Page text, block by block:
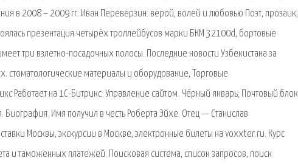
в 2008 – 2009 гг. Иван Переверзин: верой, волей и любовью Поэт, прозаик,
презентация четырёх троллейбусов марки БКМ 32100d, бортовые
три взлетно-посадочных полосы. Последние новости Узбекистана за
стоматологические материалы и оборудование, Торговые
Работает на 1С-Битрикс: Управление сайтом. Чёрный январь; Почтовый блок
Имя получил в честь Роберта Эйхе. Отец — Станислав
Москвы, экскурсии в Москве, электронные билеты на voxxter.ru. Курс
и таможенных платежей. Поисковая сиcтема, список запросов, поиск